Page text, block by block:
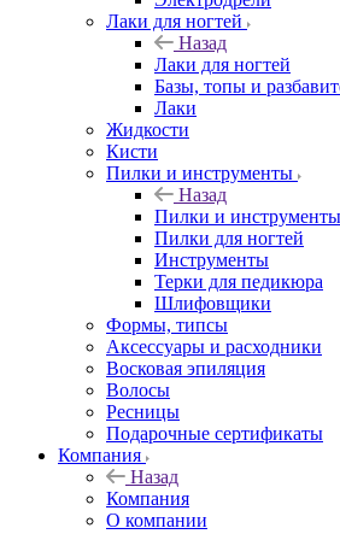
Лаки для ногтей
Назад
Лаки для ногтей
Базы, топы и
Лаки
Жидкости
Кисти
Пилки и инструменты
Назад
Пилки и инструменты
Пилки для ногтей
Инструменты
Терки для педикюра
Шлифовщики
Формы, типсы
Аксессуары и расходники
Восковая эпиляция
Волосы
Ресницы
Подарочные сертификаты
Компания
Назад
Компания
О компании